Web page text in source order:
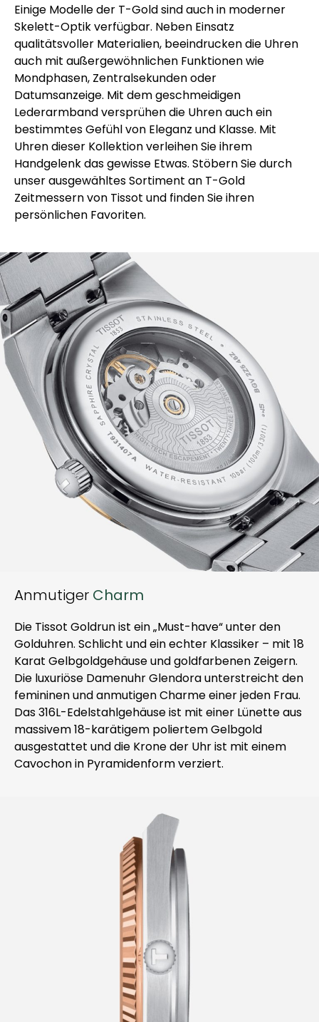
Einige Modelle der T-Gold sind auch in moderner
Skelett-Optik verfügbar. Neben Einsatz
qualitätsvoller Materialien, beeindrucken die Uhren
auch mit außergewöhnlichen Funktionen wie
Mondphasen, Zentralsekunden oder
Datumsanzeige. Mit dem geschmeidigen
Lederarmband versprühen die Uhren auch ein
bestimmtes Gefühl von Eleganz und Klasse. Mit
Uhren dieser Kollektion verleihen Sie ihrem
Handgelenk das gewisse Etwas. Stöbern Sie durch
unser ausgewähltes Sortiment an T-Gold
Zeitmessern von Tissot und finden Sie ihren
persönlichen Favoriten.
Anmutiger Charm
Die Tissot Goldrun ist ein „Must-have“ unter den
Golduhren. Schlicht und ein echter Klassiker – mit 18
Karat Gelbgoldgehäuse und goldfarbenen Zeigern.
Die luxuriöse Damenuhr Glendora unterstreicht den
femininen und anmutigen Charme einer jeden Frau.
Das 316L-Edelstahlgehäuse ist mit einer Lünette aus
massivem 18-karätigem poliertem Gelbgold
ausgestattet und die Krone der Uhr ist mit einem
Cavochon in Pyramidenform verziert.